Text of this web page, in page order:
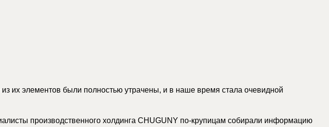
их элементов были полностью утрачены, и в наше время стала очевидной
производственного холдинга CHUGUNY по-крупицам собирали информацию